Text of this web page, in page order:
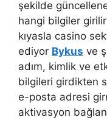
şekilde
hangi bilgiler
kıyasla casino
ediyor Bykus ve
adım, kimlik ve
bilgileri girdikten
e-posta adresi
aktivasyon